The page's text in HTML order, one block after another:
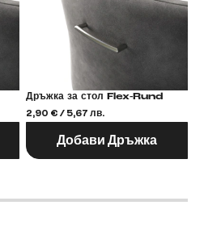
Дръжка за стол Flex-Rund
2,90 € / 5,67 лв.
Добави Дръжка